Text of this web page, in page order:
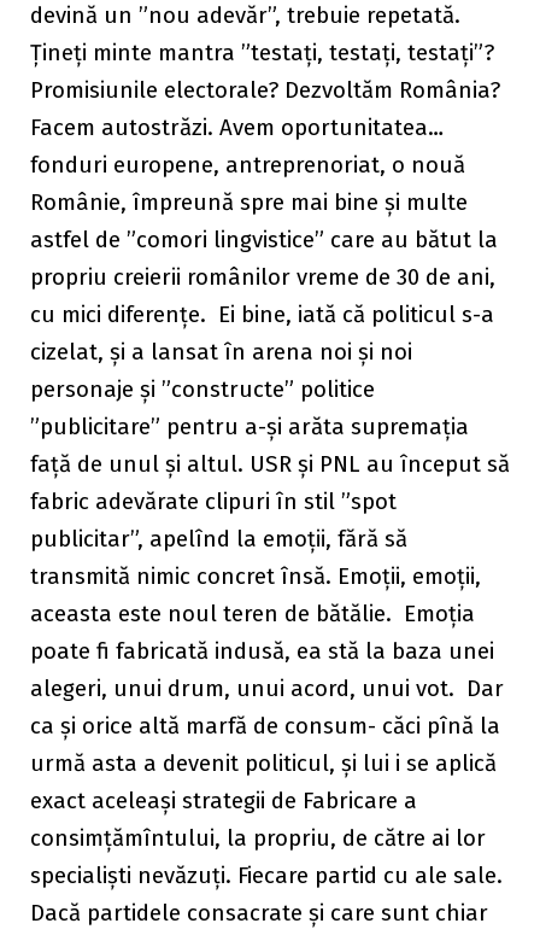
devină un ”nou adevăr”, trebuie repetată.
Țineți minte mantra ”testați, testați, testați”?
Promisiunile electorale? Dezvoltăm România?
Facem autostrăzi. Avem oportunitatea…
fonduri europene, antreprenoriat, o nouă
Românie, împreună spre mai bine și multe
astfel de ”comori lingvistice” care au bătut la
propriu creierii românilor vreme de 30 de ani,
cu mici diferențe. Ei bine, iată că politicul s-a
cizelat, și a lansat în arena noi și noi
personaje și ”constructe” politice
”publicitare” pentru a-și arăta supremația
față de unul și altul. USR și PNL au început să
fabric adevărate clipuri în stil ”spot
publicitar”, apelînd la emoții, fără să
transmită nimic concret însă. Emoții, emoții,
aceasta este noul teren de bătălie. Emoția
poate fi fabricată indusă, ea stă la baza unei
alegeri, unui drum, unui acord, unui vot. Dar
ca și orice altă marfă de consum- căci pînă la
urmă asta a devenit politicul, și lui i se aplică
exact aceleași strategii de Fabricare a
consimțămîntului, la propriu, de către ai lor
specialiști nevăzuți. Fiecare partid cu ale sale.
Dacă partidele consacrate și care sunt chiar